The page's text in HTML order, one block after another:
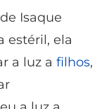
Isaque
estéril, ela
a luz a filhos,